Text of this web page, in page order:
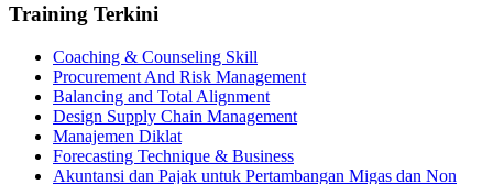
Training Terkini
Coaching & Counseling Skill
Procurement And Risk Management
Balancing and Total Alignment
Design Supply Chain Management
Manajemen Diklat
Forecasting Technique & Business
Akuntansi dan Pajak untuk Pertambangan Migas dan Non